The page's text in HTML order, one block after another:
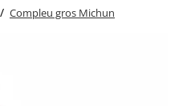
Compleu gros Michun